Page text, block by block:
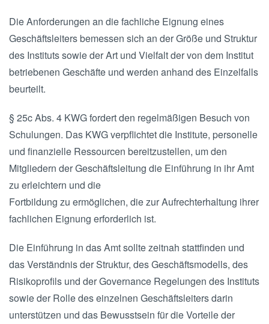
Die Anforderungen an die fachliche Eignung eines
Geschäftsleiters bemessen sich an der Größe und Struktur
des Instituts sowie der Art und Vielfalt der von dem Institut
betriebenen Geschäfte und werden anhand des Einzelfalls
beurteilt.
§ 25c Abs. 4 KWG fordert den regelmäßigen Besuch von
Schulungen. Das KWG verpflichtet die Institute, personelle
und finanzielle Ressourcen bereitzustellen, um den
Mitgliedern der Geschäftsleitung die Einführung in ihr Amt
zu erleichtern und die
Fortbildung zu ermöglichen, die zur Aufrechterhaltung ihrer
fachlichen Eignung erforderlich ist.
Die Einführung in das Amt sollte zeitnah stattfinden und
das Verständnis der Struktur, des Geschäftsmodells, des
Risikoprofils und der Governance Regelungen des Instituts
sowie der Rolle des einzelnen Geschäftsleiters darin
unterstützen und das Bewusstsein für die Vorteile der